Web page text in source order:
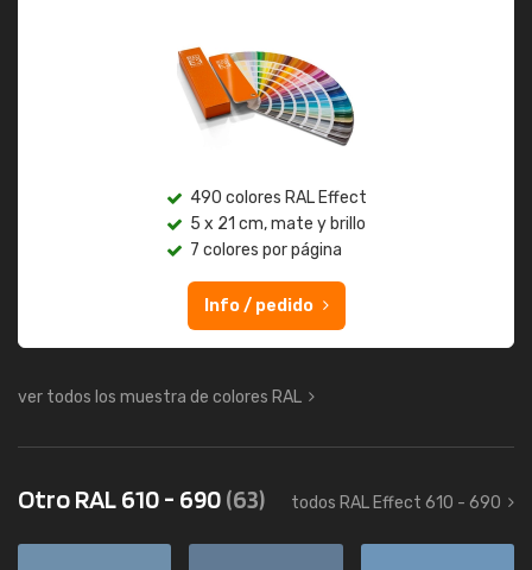
490 colores RAL Effect
5 x 21 cm, mate y brillo
7 colores por página
Info / pedido
ver todos los muestra de colores RAL
Otro RAL 610 - 690(63) todos RAL Effect 610 - 690